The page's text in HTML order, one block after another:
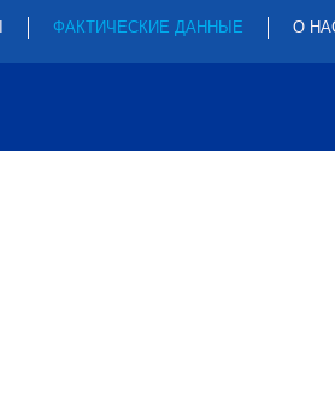
ФАКТИЧЕСКИЕ ДАННЫЕ О